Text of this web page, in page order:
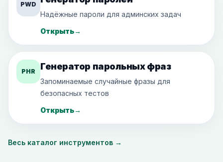
PWD
Надёжные пароли для админских задач
Открыть→
PHR Генератор парольных фраз
Запоминаемые случайные фразы для
безопасных тестов
Открыть→
Весь каталог инструментов →